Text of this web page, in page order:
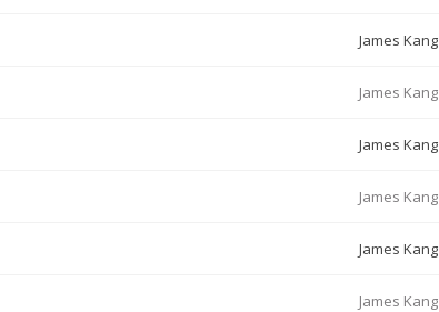
James Kang
James Kang
James Kang
James Kang
James Kang
James Kang